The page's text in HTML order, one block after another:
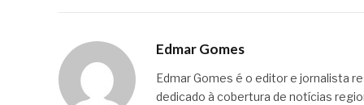
Edmar Gomes
Edmar Gomes é o editor e jornalista
dedicado à cobertura de notícias